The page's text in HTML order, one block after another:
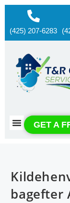
(425) 207-6283
GET A
bagefter